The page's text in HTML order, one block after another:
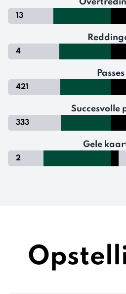
13
4
Passes
421
Succesvolle
333
Gele
2